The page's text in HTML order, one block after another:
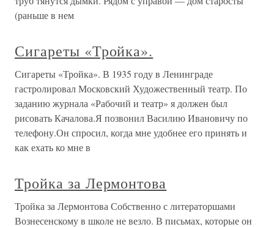
(раньше в нем
Сигареты «Тройка».
Сигареты «Тройка». В 1935 году в Ленинграде
гастролировал Московский Художественный театр. По
заданию журнала «Рабочий и театр» я должен был
рисовать Качалова.Я позвонил Василию Ивановичу по
телефону.Он спросил, когда мне удобнее его принять и
как ехать ко мне в
Тройка за Лермонтова
Тройка за Лермонтова Собственно с литераторшами
Вознесенскому в школе не везло. В письмах, которые он